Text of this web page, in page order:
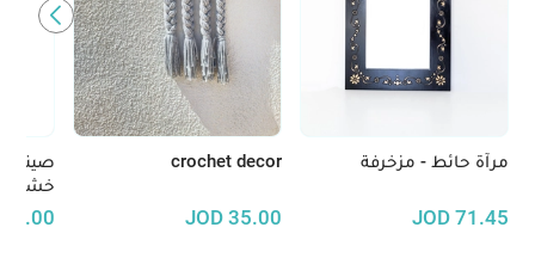
مرآة حائط - مزخرفة
71.45
JOD
crochet decor
35.00
JOD
خشب
30.00